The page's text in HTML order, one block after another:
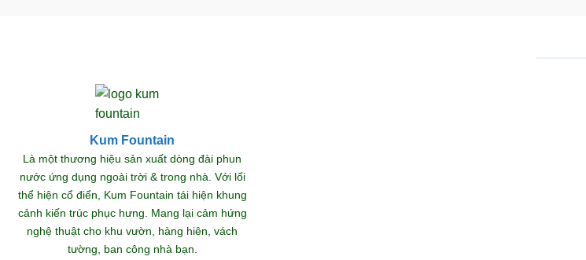
Kum Fountain
Là một thương hiệu sản xuất dòng đài phun
nước ứng dụng ngoài trời & trong nhà. Với lối
thể hiện cổ điển, Kum Fountain tái hiện khung
cảnh kiến trúc phục hưng. Mang lại cảm hứng
nghệ thuật cho khu vườn, hàng hiên, vách
tường, ban công nhà bạn.